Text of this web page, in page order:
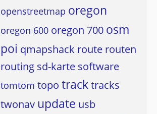
openstreetmap oregon
oregon 600 oregon 700 osm
poi qmapshack route routen
routing sd-karte software
tomtom topo tracktracks
twonav update usb